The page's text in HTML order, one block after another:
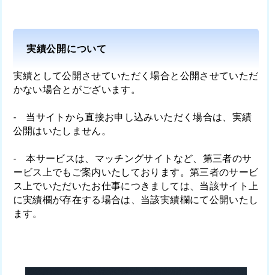
実績公開について
実績として公開させていただく場合と公開させていただ
かない場合とがございます。
- 当サイトから直接お申し込みいただく場合は、実績
公開はいたしません。
- 本サービスは、マッチングサイトなど、第三者のサ
ービス上でもご案内いたしております。第三者のサービ
ス上でいただいたお仕事につきましては、当該サイト上
に実績欄が存在する場合は、当該実績欄にて公開いたし
ます。